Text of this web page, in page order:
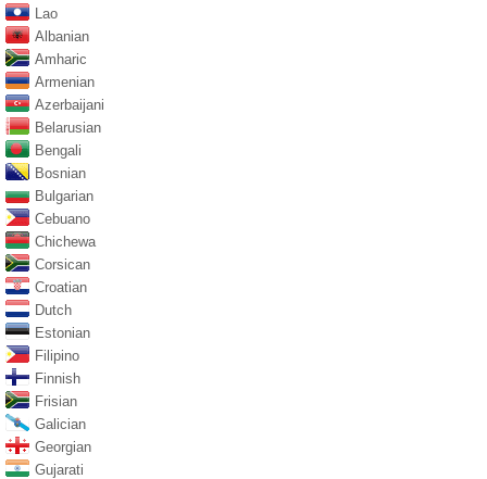
Lao
Albanian
Amharic
Armenian
Azerbaijani
Belarusian
Bengali
Bosnian
Bulgarian
Cebuano
Chichewa
Corsican
Croatian
Dutch
Estonian
Filipino
Finnish
Frisian
Galician
Georgian
Gujarati